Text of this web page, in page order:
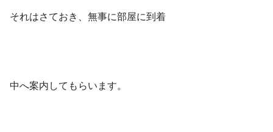
それはさておき、無事に部屋に到着
中へ案内してもらいます。